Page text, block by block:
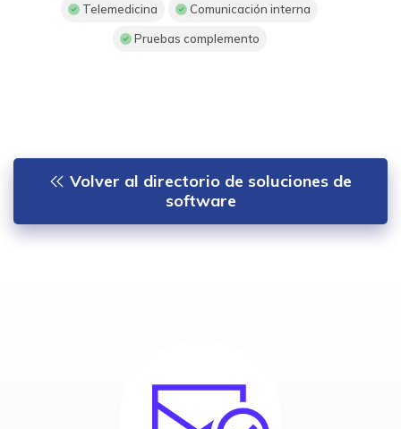
Telemedicina Comunicación interna
Pruebas complemento
Volver al directorio de soluciones de
software